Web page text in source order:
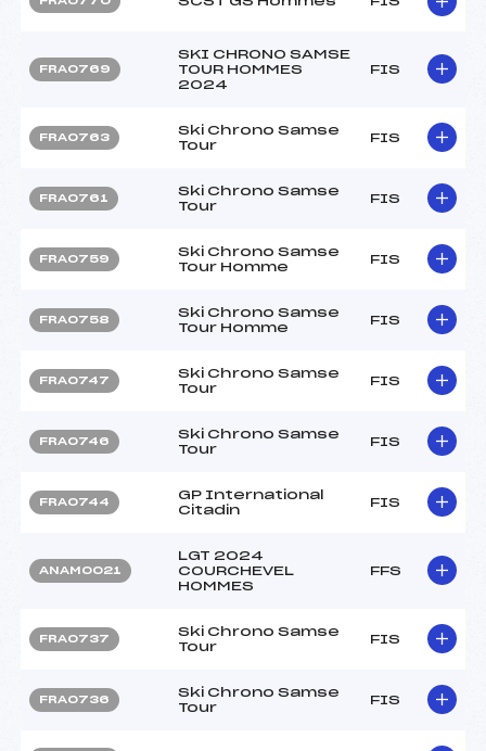
FRA0769
SKI CHRONO SAMSE
TOUR HOMMES
2024
FIS
FRA0763
Ski Chrono Samse
Tour
FIS
FRA0761
Ski Chrono Samse
Tour
FIS
FRA0759
Ski Chrono Samse
Tour Homme
FIS
FRA0758
Ski Chrono Samse
Tour Homme
FIS
FRA0747
Ski Chrono Samse
Tour
FIS
FRA0746
Ski Chrono Samse
Tour
FIS
FRA0744
GP International
Citadin
FIS
ANAM0021
LGT 2024
COURCHEVEL
HOMMES
FFS
FRA0737
Ski Chrono Samse
Tour
FIS
FRA0736
Ski Chrono Samse
Tour
FIS